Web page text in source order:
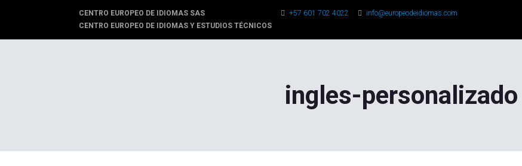
CENTRO EUROPEO DE IDIOMAS SAS
CENTRO EUROPEO DE IDIOMAS Y ESTUDIOS TÉCNICOS
+57 601 702 4022 info@europeodeidiomas.com
ingles-personalizado